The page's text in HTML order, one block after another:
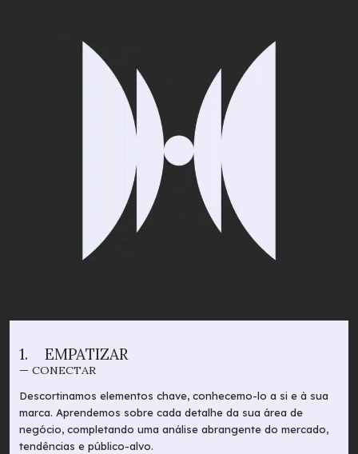
1. EMPATIZAR
— CONECTAR
Descortinamos elementos chave, conhecemo-lo a si e à sua
marca. Aprendemos sobre cada detalhe da sua área de
negócio, completando uma análise abrangente do mercado,
tendências e público-alvo.